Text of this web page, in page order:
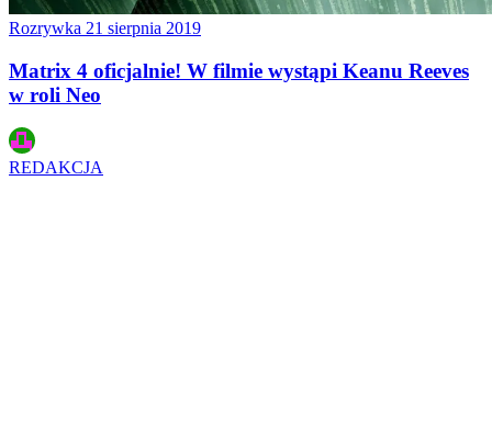
Rozrywka 21 sierpnia 2019
Matrix 4 oficjalnie! W filmie wystąpi Keanu Reeves
w roli Neo
REDAKCJA